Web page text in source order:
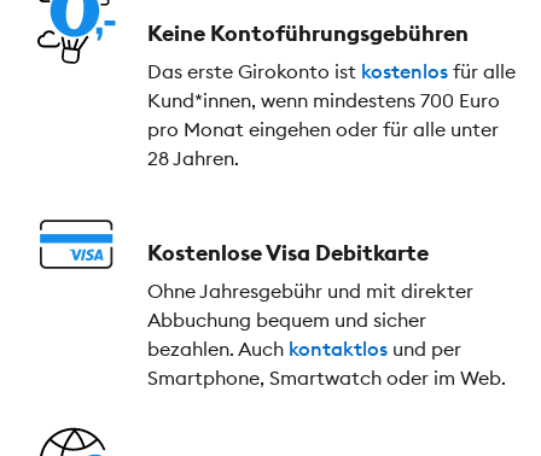
Keine Kontoführungs­gebühren
Das erste Girokonto ist kostenlos für alle
Kund*innen, wenn mindestens 700 Euro
pro Monat eingehen oder für alle unter
28 Jahren.
Kostenlose Visa Debitkarte
Ohne Jahresgebühr und mit direkter
Abbuchung bequem und sicher
bezahlen. Auch kontaktlos und per
Smartphone, Smartwatch oder im Web.